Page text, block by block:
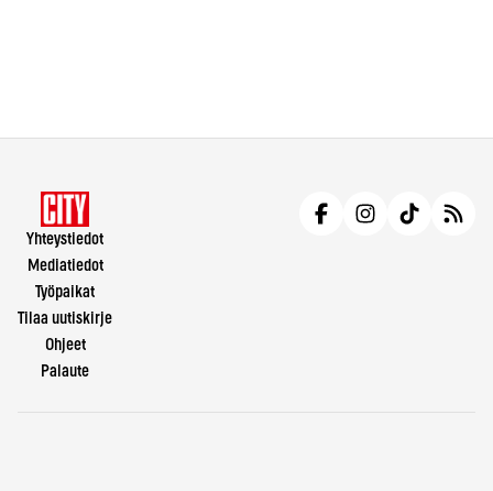
Yhteystiedot
Mediatiedot
Työpaikat
Tilaa uutiskirje
Ohjeet
Palaute